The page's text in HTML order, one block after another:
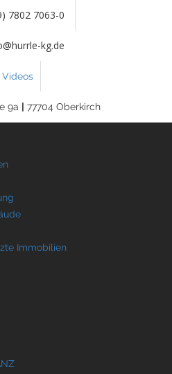
7802 7063-0
kg.de
Videos
9a | 77704 Oberkirch
Immobilien